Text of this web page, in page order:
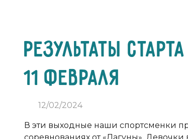
Результаты
11 февраля
12/02/2024
В эти выходные наши спортсменки